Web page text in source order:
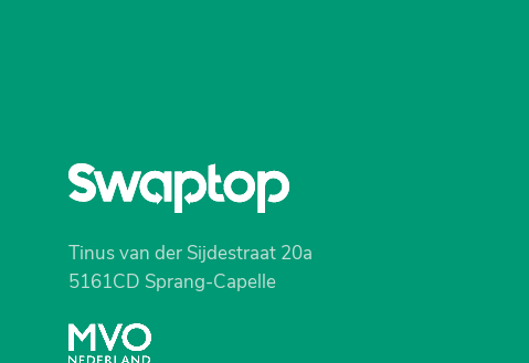
Tinus van der Sijdestraat 20a
5161CD Sprang-Capelle